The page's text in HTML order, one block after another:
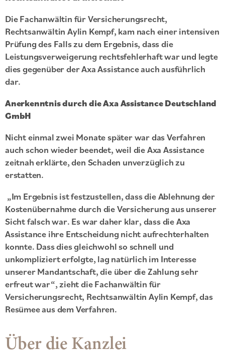
Die Fachanwältin für Versicherungsrecht,
Rechtsanwältin Aylin Kempf, kam nach einer intensiven
Prüfung des Falls zu dem Ergebnis, dass die
Leistungsverweigerung rechtsfehlerhaft war und legte
dies gegenüber der Axa Assistance auch ausführlich
dar.
Anerkenntnis durch die Axa Assistance Deutschland
GmbH
Nicht einmal zwei Monate später war das Verfahren
auch schon wieder beendet, weil die Axa Assistance
zeitnah erklärte, den Schaden unverzüglich zu
erstatten.
„Im Ergebnis ist festzustellen, dass die Ablehnung der
Kostenübernahme durch die Versicherung aus unserer
Sicht falsch war. Es war daher klar, dass die Axa
Assistance ihre Entscheidung nicht aufrechterhalten
konnte. Dass dies gleichwohl so schnell und
unkompliziert erfolgte, lag natürlich im Interesse
unserer Mandantschaft, die über die Zahlung sehr
erfreut war“, zieht die Fachanwältin für
Versicherungsrecht, Rechtsanwältin Aylin Kempf, das
Resümee aus dem Verfahren.
Über die Kanzlei